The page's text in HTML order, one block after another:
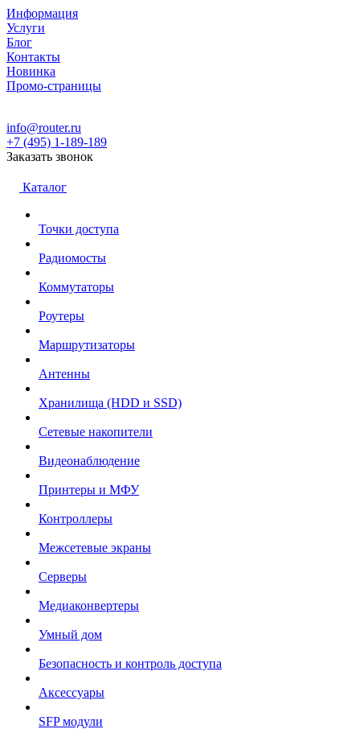
Информация
Услуги
Блог
Контакты
Новинка
Промо-страницы
info@router.ru
+7 (495) 1-189-189
Заказать звонок
Каталог
Точки доступа
Радиомосты
Коммутаторы
Роутеры
Маршрутизаторы
Антенны
Хранилища (HDD и SSD)
Сетевые накопители
Видеонаблюдение
Принтеры и МФУ
Контроллеры
Межсетевые экраны
Серверы
Медиаконвертеры
Умный дом
Безопасность и контроль доступа
Аксессуары
SFP модули